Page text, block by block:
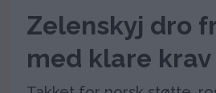
Zelenskyj dro
med klare krav